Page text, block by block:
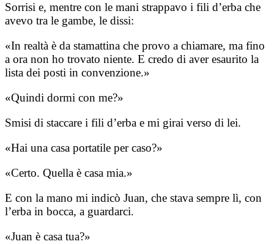
Sorrisi e, mentre con le mani strappavo i fili d’erba che
avevo tra le gambe, le dissi:
«In realtà è da stamattina che provo a chiamare, ma fino
a ora non ho trovato niente. E credo di aver esaurito la
lista dei posti in convenzione.»
«Quindi dormi con me?»
Smisi di staccare i fili d’erba e mi girai verso di lei.
«Hai una casa portatile per caso?»
«Certo. Quella è casa mia.»
E con la mano mi indicò Juan, che stava sempre lì, con
l’erba in bocca, a guardarci.
«Juan è casa tua?»